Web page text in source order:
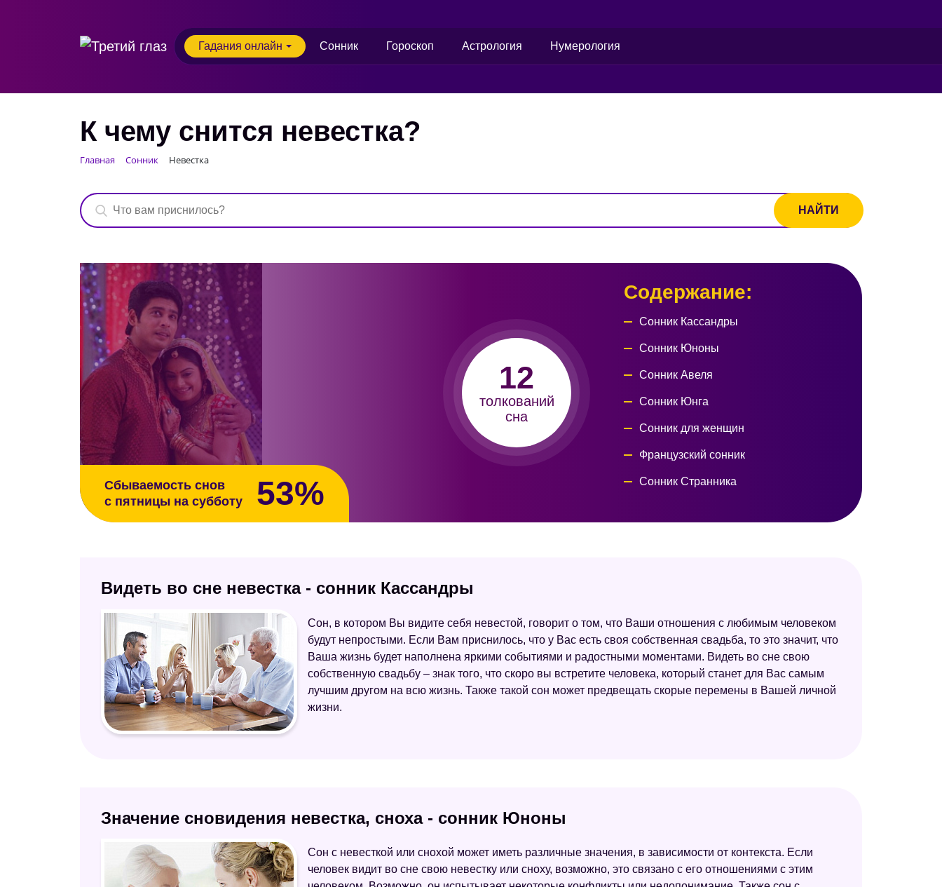
Гадания онлайн Сонник Гороскоп Астрология Нумерология
К чему снится невестка?
Главная Сонник Невестка
Сбываемость снов
с пятницы на субботу
53%
12
толкований
сна
Содержание:
Сонник Кассандры
Сонник Юноны
Сонник Авеля
Сонник Юнга
Сонник для женщин
Французский сонник
Сонник Странника
Видеть во сне невестка - сонник Кассандры
Сон, в котором Вы видите себя невестой, говорит о том, что Ваши отношения с любимым человеком
будут непростыми. Если Вам приснилось, что у Вас есть своя собственная свадьба, то это значит, что
Ваша жизнь будет наполнена яркими событиями и радостными моментами. Видеть во сне свою
собственную свадьбу – знак того, что скоро вы встретите человека, который станет для Вас самым
лучшим другом на всю жизнь. Также такой сон может предвещать скорые перемены в Вашей личной
жизни.
Значение сновидения невестка, сноха - сонник Юноны
Сон с невесткой или снохой может иметь различные значения, в зависимости от контекста. Если
человек видит во сне свою невестку или сноху, возможно, это связано с его отношениями с этим